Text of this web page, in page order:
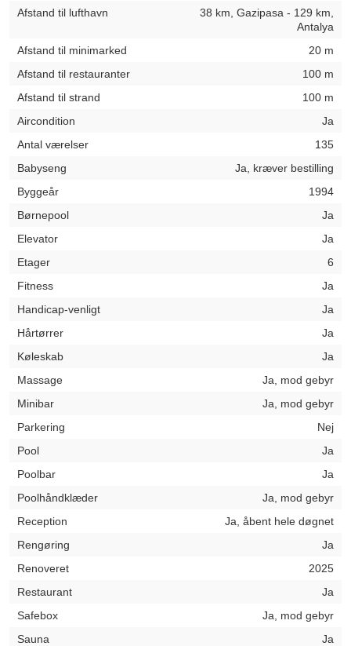
Afstand til lufthavn
38 km, Gazipasa - 129 km,
Antalya
Afstand til minimarked
20 m
Afstand til restauranter
100 m
Afstand til strand
100 m
Aircondition
Ja
Antal værelser
135
Babyseng
Ja, kræver bestilling
Byggeår
1994
Børnepool
Ja
Elevator
Ja
Etager
6
Fitness
Ja
Handicap-venligt
Ja
Hårtørrer
Ja
Køleskab
Ja
Massage
Ja, mod gebyr
Minibar
Ja, mod gebyr
Parkering
Nej
Pool
Ja
Poolbar
Ja
Poolhåndklæder
Ja, mod gebyr
Reception
Ja, åbent hele døgnet
Rengøring
Ja
Renoveret
2025
Restaurant
Ja
Safebox
Ja, mod gebyr
Sauna
Ja